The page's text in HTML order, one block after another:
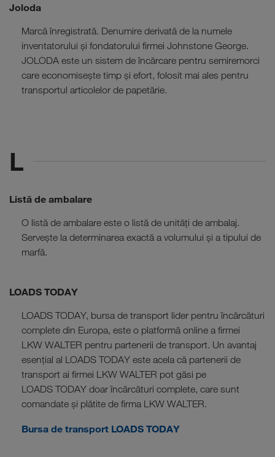
Joloda
Marcă înregistrată. Denumire derivată de la numele
inventatorului și fondatorului firmei Johnstone George.
JOLODA este un sistem de încărcare pentru semiremorci
care economisește timp și efort, folosit mai ales pentru
transportul articolelor de papetărie.
L
Listă de ambalare
O listă de ambalare este o listă de unități de ambalaj.
Servește la determinarea exactă a volumului și a tipului de
marfă.
LOADS TODAY
LOADS TODAY, bursa de transport lider pentru încărcături
complete din Europa, este o platformă online a firmei
LKW WALTER pentru partenerii de transport. Un avantaj
esențial al LOADS TODAY este acela că partenerii de
transport ai firmei LKW WALTER pot găsi pe
LOADS TODAY doar încărcături complete, care sunt
comandate și plătite de firma LKW WALTER.
Bursa de transport LOADS TODAY